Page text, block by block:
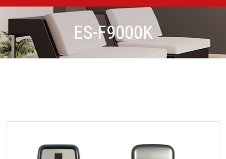
公司
技术
ES-F9000K
You are here: